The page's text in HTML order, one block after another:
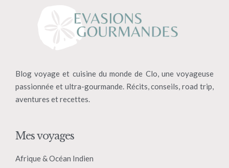
Blog voyage et cuisine du monde de Clo, une voyageuse
passionnée et ultra-gourmande. Récits, conseils, road trip,
aventures et recettes.
Mes voyages
Afrique & Océan Indien